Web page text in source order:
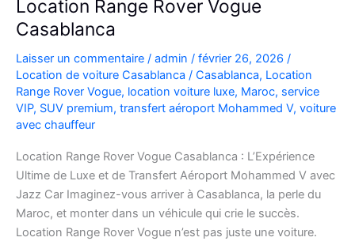
Location Range Rover Vogue
Casablanca
Laisser un commentaire / admin / février 26, 2026 /
Location de voiture Casablanca / Casablanca, Location
Range Rover Vogue, location voiture luxe, Maroc, service
VIP, SUV premium, transfert aéroport Mohammed V, voiture
avec chauffeur
Location Range Rover Vogue Casablanca : L’Expérience
Ultime de Luxe et de Transfert Aéroport Mohammed V avec
Jazz Car Imaginez-vous arriver à Casablanca, la perle du
Maroc, et monter dans un véhicule qui crie le succès.
Location Range Rover Vogue n’est pas juste une voiture.